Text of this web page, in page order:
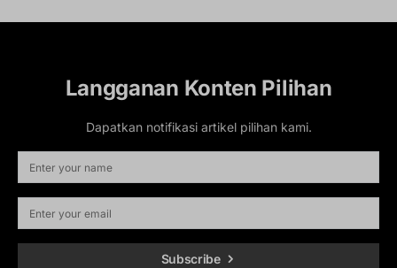
Langganan Konten Pilihan
Dapatkan notifikasi artikel pilihan kami.
Subscribe